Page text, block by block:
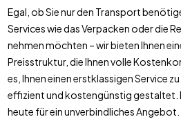
Egal, ob Sie nur den Transport
Services wie das Verpacken oder die
nehmen möchten – wir bieten Ihnen
Preisstruktur, die Ihnen volle
es, Ihnen einen erstklassigen Service
effizient und kostengünstig gestaltet.
heute für ein unverbindliches Angebot.